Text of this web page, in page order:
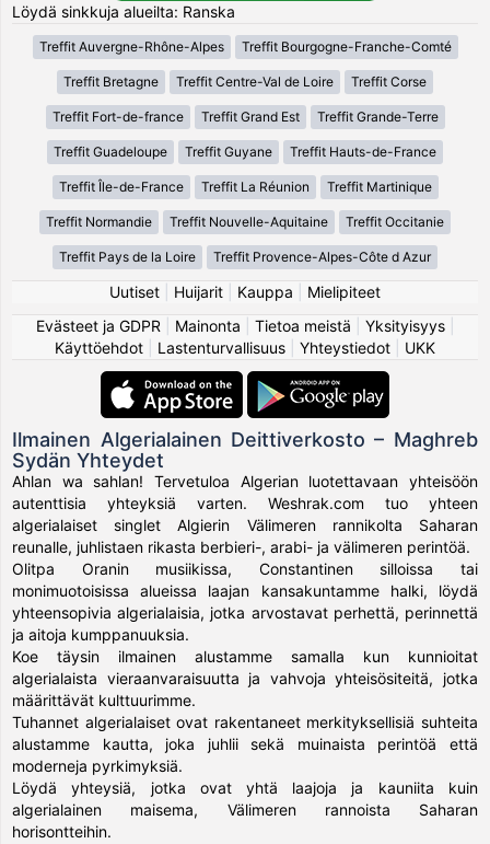
Löydä sinkkuja alueilta: Ranska
Treffit Auvergne-Rhône-Alpes Treffit Bourgogne-Franche-Comté
Treffit Bretagne Treffit Centre-Val de Loire Treffit Corse
Treffit Fort-de-france Treffit Grand Est Treffit Grande-Terre
Treffit Guadeloupe Treffit Guyane Treffit Hauts-de-France
Treffit Île-de-France Treffit La Réunion Treffit Martinique
Treffit Normandie Treffit Nouvelle-Aquitaine Treffit Occitanie
Treffit Pays de la Loire Treffit Provence-Alpes-Côte d Azur
Uutiset Huijarit Kauppa
Mielipiteet
Evästeet ja GDPR
Mainonta Tietoa meistä Yksityisyys|
Käyttöehdot
Lastenturvallisuus Yhteystiedot UKK
Ilmainen Algerialainen Deittiverkosto – Maghreb
Sydän Yhteydet
Ahlan wa sahlan! Tervetuloa Algerian luotettavaan yhteisöön
autenttisia yhteyksiä varten. Weshrak.com tuo yhteen
algerialaiset singlet Algierin Välimeren rannikolta Saharan
reunalle, juhlistaen rikasta berbieri-, arabi- ja välimeren perintöä.
Olitpa Oranin musiikissa, Constantinen silloissa tai
monimuotoisissa alueissa laajan kansakuntamme halki, löydä
yhteensopivia algerialaisia, jotka arvostavat perhettä, perinnettä
ja aitoja kumppanuuksia.
Koe täysin ilmainen alustamme samalla kun kunnioitat
algerialaista vieraanvaraisuutta ja vahvoja yhteisösiteitä, jotka
määrittävät kulttuurimme.
Tuhannet algerialaiset ovat rakentaneet merkityksellisiä suhteita
alustamme kautta, joka juhlii sekä muinaista perintöä että
moderneja pyrkimyksiä.
Löydä yhteysiä, jotka ovat yhtä laajoja ja kauniita kuin
algerialainen maisema, Välimeren rannoista Saharan
horisontteihin.